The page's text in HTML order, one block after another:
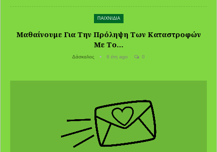
ΠΑΙΧΝΙΔΙΑ
Μαθαίνουμε Για Την Πρόληψη Των Καταστροφών
Με Το…
Δάσκαλος 6 έτη ago 0